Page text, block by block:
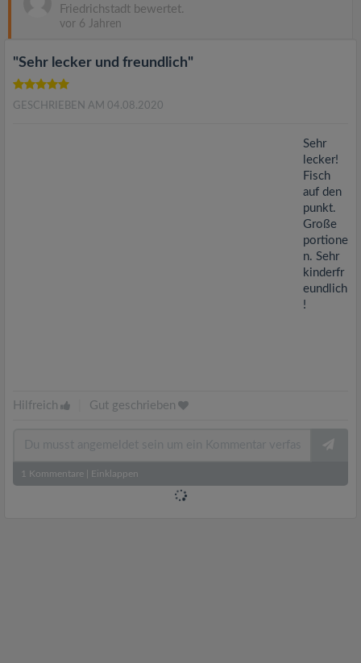
Friedrichstadt bewertet.
vor 6 Jahren
"Sehr lecker und freundlich"
GESCHRIEBEN AM 04.08.2020
Sehr
lecker!
Fisch
auf den
punkt.
Große
portione
n. Sehr
kinderfr
eundlich
!
Hilfreich Gut geschrieben
1 Kommentare Einklappen
a
t